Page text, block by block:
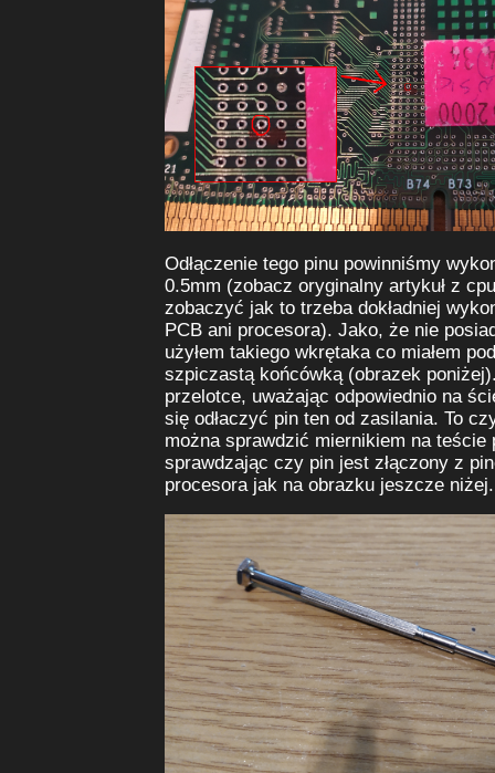
Odłączenie tego pinu powinniśmy
0.5mm (zobacz oryginalny artykuł z
zobaczyć jak to trzeba dokładniej
PCB ani procesora). Jako, że nie
użyłem takiego wkrętaka co miałem
szpiczastą końcówką (obrazek
przelotce, uważając odpowiednio na
się odłaczyć pin ten od zasilania. To
można sprawdzić miernikiem na teście
sprawdzając czy pin jest złączony z
procesora jak na obrazku jeszcze niżej.